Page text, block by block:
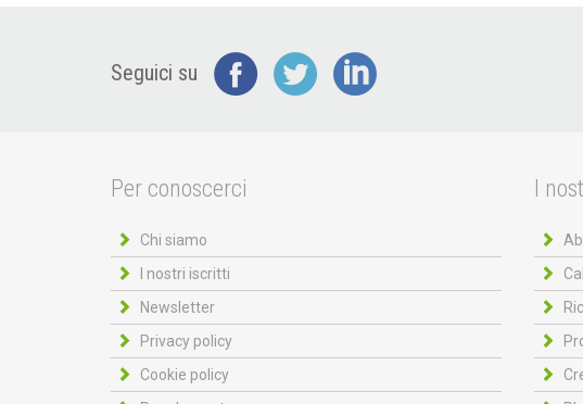
Seguici su
Per conoscerci
Chi siamo
I nostri iscritti
Newsletter
Privacy policy
Cookie policy
I